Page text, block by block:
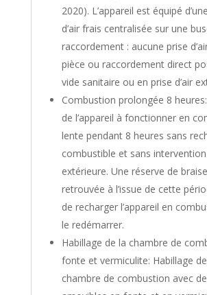
2020). L’appareil est équipé
d’air frais centralisée sur une
raccordement : aucune prise
pièce ou raccordement direct
vide sanitaire ou en prise d’air
Combustion prolongée 8
de l’appareil à fonctionner en
lente pendant 8 heures sans
combustible et sans intervention
extérieure. Une réserve de
retrouvée à l’issue de cette
de recharger l’appareil en
le redémarrer.
Habillage de la chambre de
fonte et vermiculite: Habillage
chambre de combustion avec